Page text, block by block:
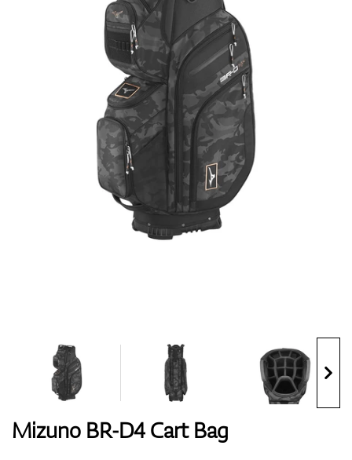
Golfové hole
Oblečení
Boty
Rukavice
Bagy
Mizuno BR-D4 Cart Bag